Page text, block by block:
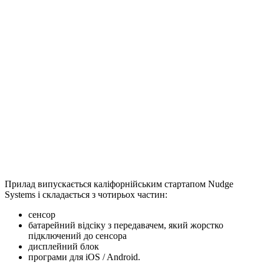
Прилад випускається каліфорнійським стартапом Nudge
Systems і складається з чотирьох частин:
сенсор
батарейний відсіку з передавачем, який жорстко
підключений до сенсора
дисплейний блок
програми для iOS / Android.